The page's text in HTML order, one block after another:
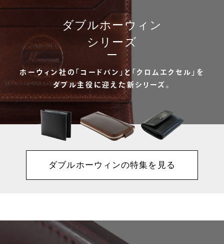
ダブルホーウィン
シリーズ
ホーウィン社の「コードバン」と「クロムエクセル」を
ダブル主役に迎えた新シリーズ。
ダブルホーウィンの特集を見る